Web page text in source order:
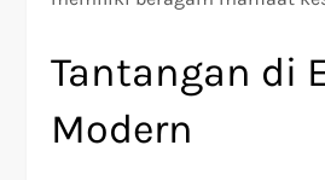
Tantangan di
Modern